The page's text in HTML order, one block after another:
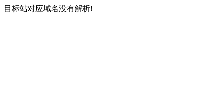
目标站对应域名没有解析!